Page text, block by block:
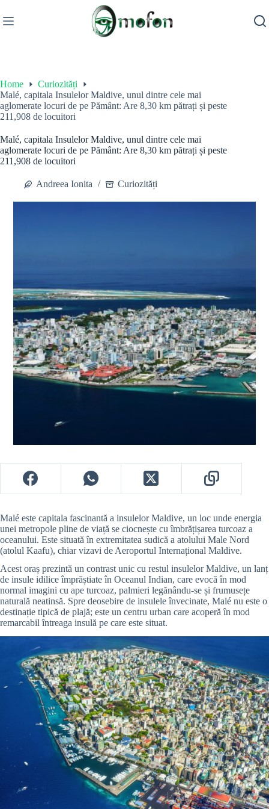
to
content
Home
Curiozități
Malé, capitala Insulelor Maldive, unul dintre cele mai
aglomerate locuri de pe Pământ: Are 8,30 km pătrați și peste
211,908 de locuitori
Malé, capitala Insulelor Maldive, unul dintre cele mai
aglomerate locuri de pe Pământ: Are 8,30 km pătrați și peste
211,908 de locuitori
Andreea Ionita Curiozități
Malé este capitala fascinantă a insulelor Maldive, un loc unde energia
unei metropole pline de viață se ciocnește cu îmbrățișarea turcoaz a
oceanului. Este situată în extremitatea sudică a atolului Male Nord
(atolul Kaafu), chiar vizavi de Aeroportul Internațional Maldive.
Acest oraș prezintă un contrast unic cu restul insulelor Maldive, un lanț
de insule idilice împrăștiate în Oceanul Indian, care evocă în mod
normal imagini cu ape turcoaz, palmieri legănându-se și frumusețe
naturală neatinsă. Spre deosebire de insulele învecinate, Malé nu este o
destinație tipică de plajă; este un centru urban care acoperă în mod
remarcabil întreaga insulă pe care este situat.